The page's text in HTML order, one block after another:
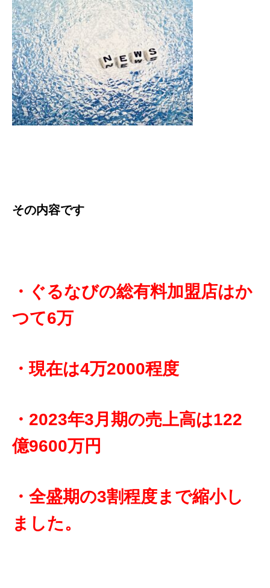
その内容です
・ぐるなびの総有料加盟店はか
つて6万
・現在は4万2000程度
・2023年3月期の売上高は122
億9600万円
・全盛期の3割程度まで縮小し
ました。